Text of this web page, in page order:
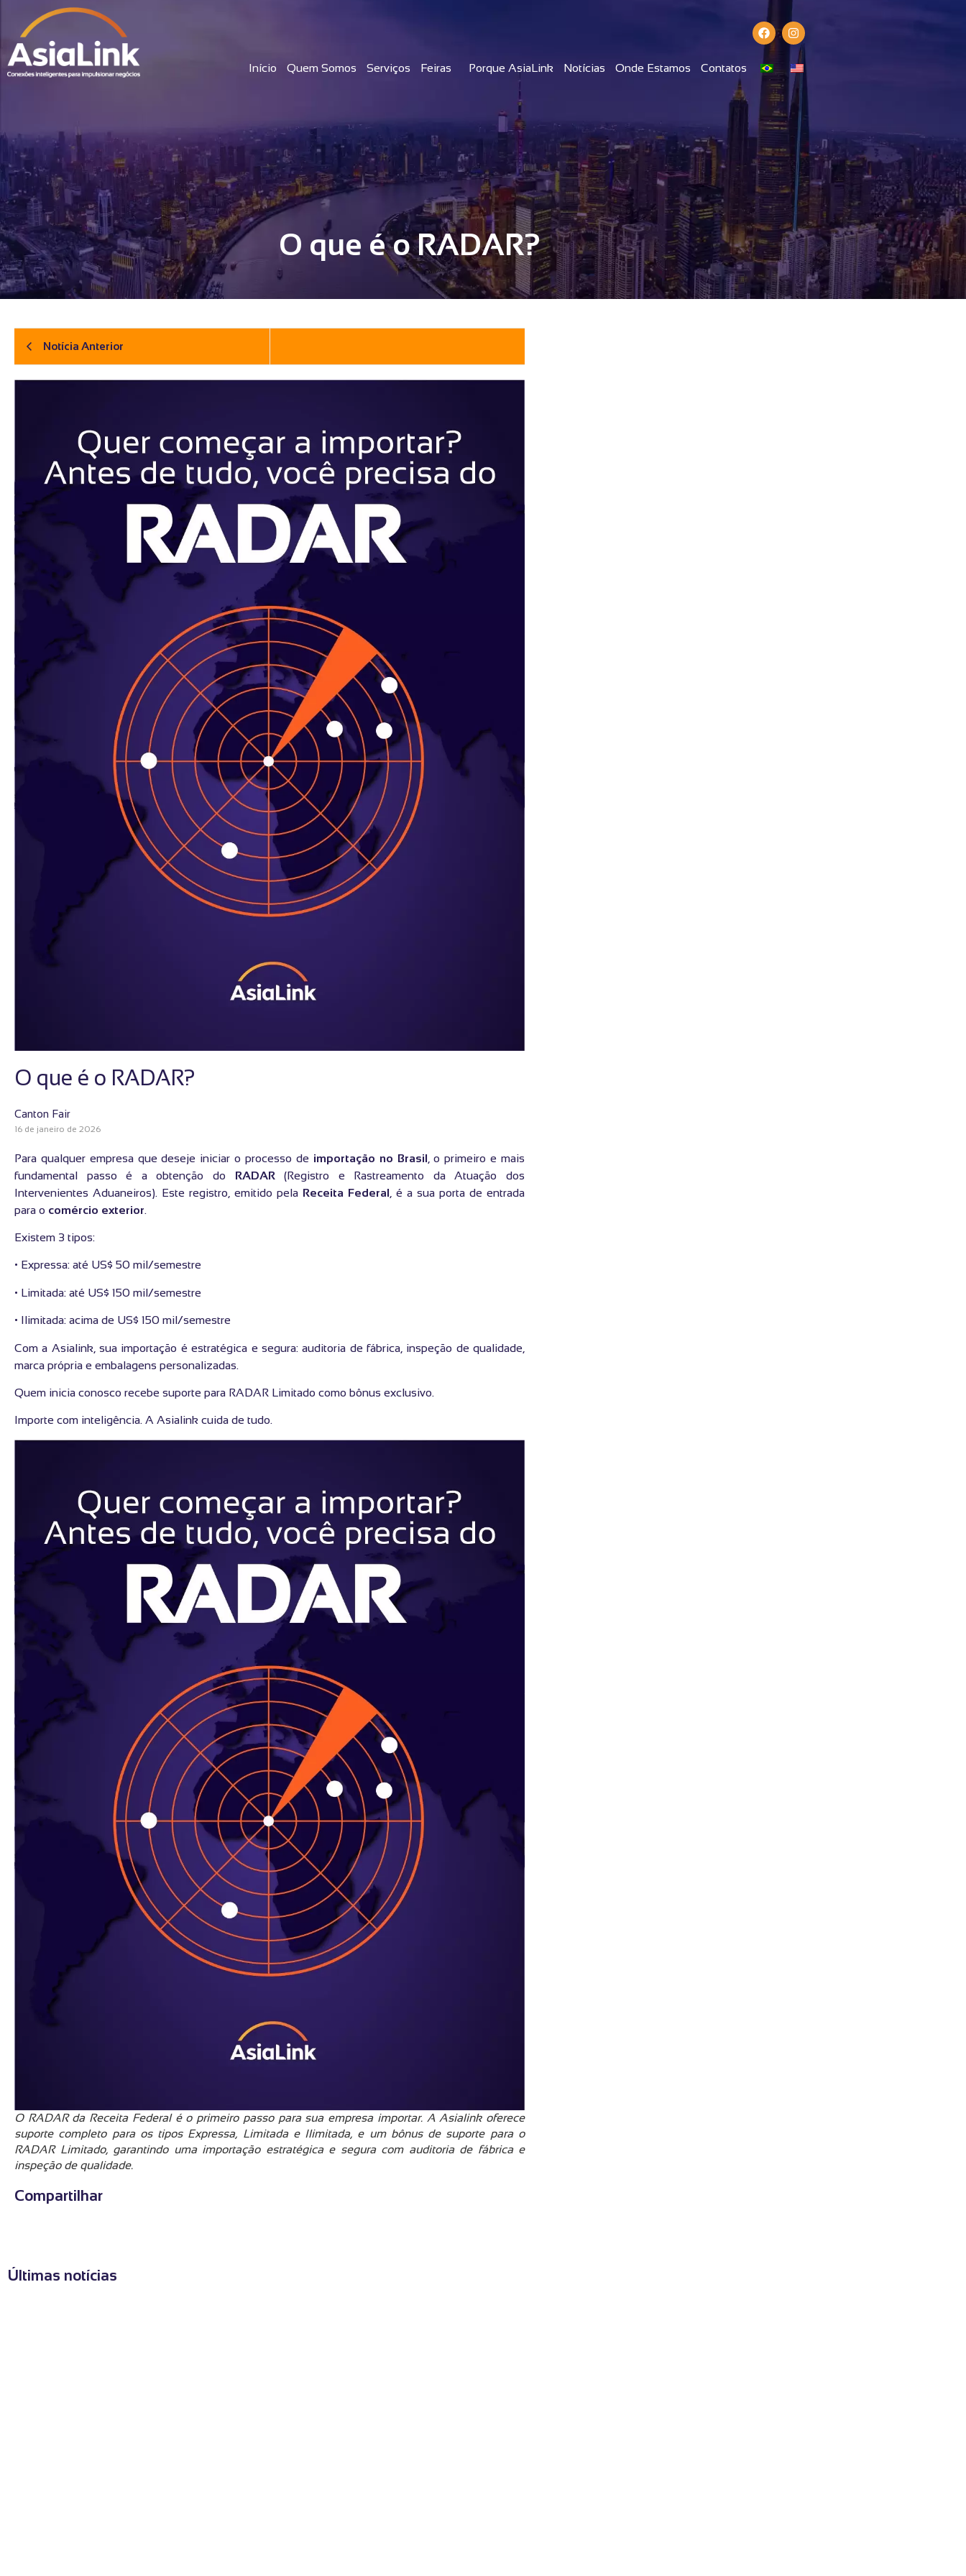
Início Quem Somos Serviços Feiras Porque AsiaLink Notícias Onde Estamos Contatos
O que é o RADAR?
Notícia Anterior
O que é o RADAR?
Canton Fair
16 de janeiro de 2026
Para qualquer empresa que deseje iniciar o processo de importação no Brasil , o primeiro e mais
fundamental passo é a obtenção do RADAR (Registro e Rastreamento da Atuação dos
Intervenientes Aduaneiros). Este registro, emitido pela Receita Federal , é a sua porta de entrada
para o comércio exterior.
Existem 3 tipos:
• Expressa: até US$ 50 mil/semestre
• Limitada: até US$ 150 mil/semestre
• Ilimitada: acima de US$ 150 mil/semestre
Com a Asialink, sua importação é estratégica e segura: auditoria de fábrica, inspeção de qualidade,
marca própria e embalagens personalizadas.
Quem inicia conosco recebe suporte para RADAR Limitado como bônus exclusivo.
Importe com inteligência. A Asialink cuida de tudo.
O RADAR da Receita Federal é o primeiro passo para sua empresa importar. A Asialink oferece
suporte completo para os tipos Expressa, Limitada e Ilimitada, e um bônus de suporte para o
RADAR Limitado, garantindo uma importação estratégica e segura com auditoria de fábrica e
inspeção de qualidade.
Compartilhar
Últimas notícias